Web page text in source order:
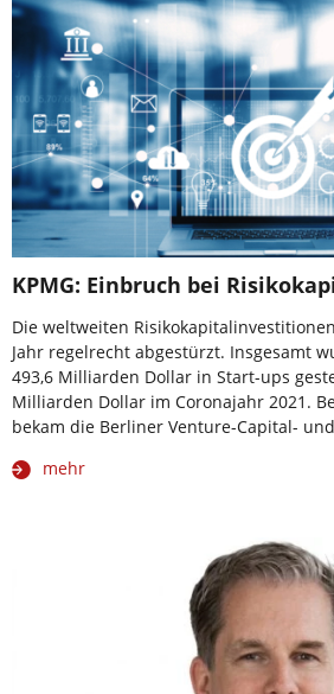
KPMG: Einbruch bei
Die weltweiten
Jahr regelrecht abgestürzt. Insgesamt
493,6 Milliarden Dollar in Start-ups
Milliarden Dollar im Coronajahr 2021.
bekam die Berliner Venture-Capital-
mehr